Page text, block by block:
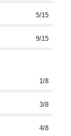
5/15
9/15
1/8
3/8
4/8